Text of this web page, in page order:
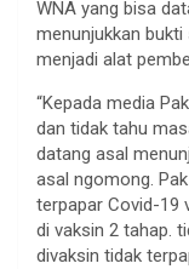
WNA yang bisa
menunjukkan
menjadi alat
“Kepada media
dan tidak tahu
datang asal
asal ngomong.
terpapar Covid-19
di vaksin 2 tahap.
divaksin tidak